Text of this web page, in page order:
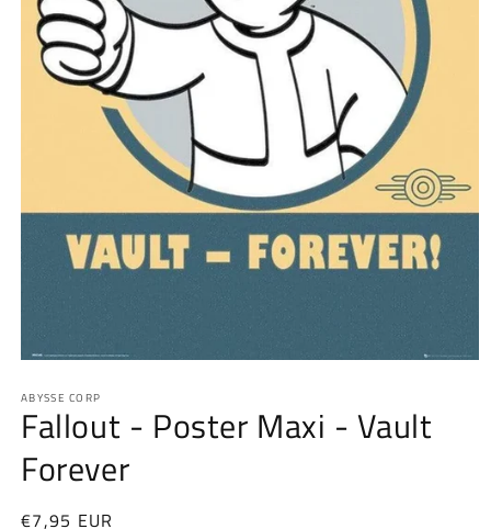
in
Modal
öffnen
ABYSSE CORP
Fallout - Poster Maxi - Vault
Forever
Normaler
€7,95 EUR